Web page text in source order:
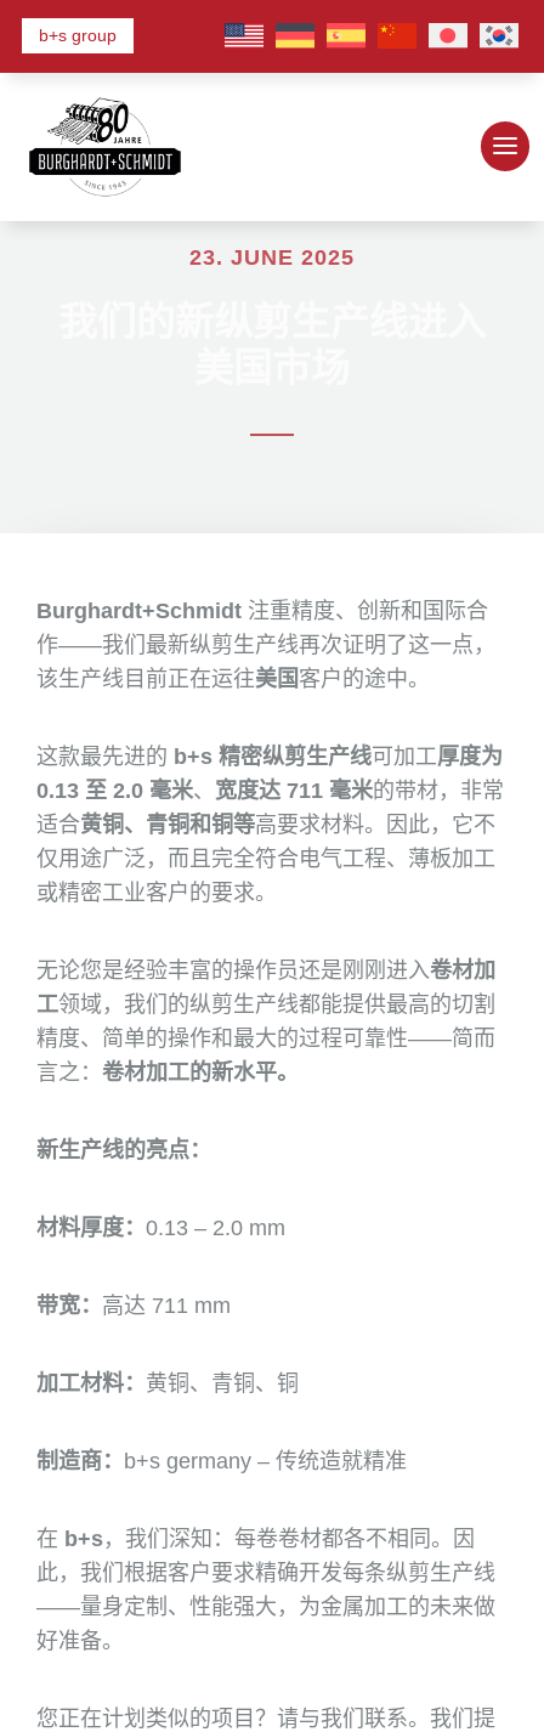
b+s group
23. JUNE 2025
Burghardt+Schmidt 注重精度、创新和国际合
作——我们最新纵剪生产线再次证明了这一点，
该生产线目前正在运往美国 客户的途中。
这款最先进的 b+s 精密纵剪生产线可加工厚度为
0.13 至 2.0 毫米、 宽度达 711 毫米的带材，非常
适合黄铜、青铜和铜等高要求材料。因此，它不
仅用途广泛，而且完全符合电气工程、薄板加工
或精密工业客户的要求。
无论您是经验丰富的操作员还是刚刚进入卷材加
工领域，我们的纵剪生产线都能提供最高的切割
精度、简单的操作和最大的过程可靠性——简而
言之： 卷材加工的新水平。
新生产线的亮点：
材料厚度： 0.13 – 2.0 mm
带宽： 高达 711 mm
加工材料： 黄铜、青铜、铜
制造商： b+s germany – 传统造就精准
在 b+s，我们深知：每卷卷材都各不相同。因
此，我们根据客户要求精确开发每条纵剪生产线
——量身定制、性能强大，为金属加工的未来做
好准备。
您正在计划类似的项目？请与我们联系。我们提